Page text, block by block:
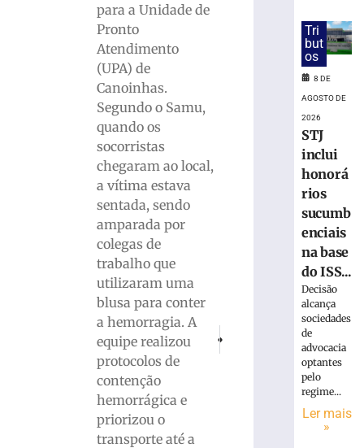
para a Unidade de
Pronto
Atendimento
(UPA) de
Canoinhas.
Segundo o Samu,
quando os
socorristas
chegaram ao local,
a vítima estava
sentada, sendo
amparada por
colegas de
trabalho que
utilizaram uma
blusa para conter
a hemorragia. A
equipe realizou
protocolos de
contenção
hemorrágica e
priorizou o
transporte até a
VÍDEO: Jovem é preso
Criação ilegal com galos de raça
atropelado
Bento
(SC)
agosto
mais
Homem
preso
com
quase
maconha
Tri
but
os
8 DE
AGOSTO DE
2026
STJ
inclui
honorá
rios
sucumb
enciais
na base
do ISS...
Decisão
alcança
sociedades
de
advocacia
optantes
pelo
regime...
Ler mais
»